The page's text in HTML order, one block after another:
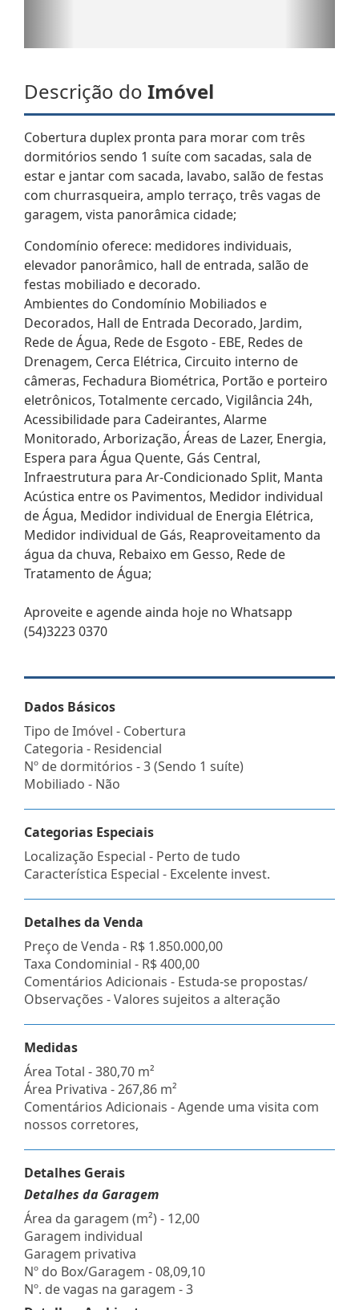
Descrição do Imóvel
Cobertura duplex pronta para morar com três
dormitórios sendo 1 suíte com sacadas, sala de
estar e jantar com sacada, lavabo, salão de festas
com churrasqueira, amplo terraço, três vagas de
garagem, vista panorâmica cidade;
Condomínio oferece: medidores individuais,
elevador panorâmico, hall de entrada, salão de
festas mobiliado e decorado.
Ambientes do Condomínio Mobiliados e
Decorados, Hall de Entrada Decorado, Jardim,
Rede de Água, Rede de Esgoto - EBE, Redes de
Drenagem, Cerca Elétrica, Circuito interno de
câmeras, Fechadura Biométrica, Portão e porteiro
eletrônicos, Totalmente cercado, Vigilância 24h,
Acessibilidade para Cadeirantes, Alarme
Monitorado, Arborização, Áreas de Lazer, Energia,
Espera para Água Quente, Gás Central,
Infraestrutura para Ar-Condicionado Split, Manta
Acústica entre os Pavimentos, Medidor individual
de Água, Medidor individual de Energia Elétrica,
Medidor individual de Gás, Reaproveitamento da
água da chuva, Rebaixo em Gesso, Rede de
Tratamento de Água;
Aproveite e agende ainda hoje no Whatsapp
(54)3223 0370
Dados Básicos
Tipo de Imóvel - Cobertura
Categoria - Residencial
Nº de dormitórios - 3 (Sendo 1 suíte)
Mobiliado - Não
Categorias Especiais
Localização Especial - Perto de tudo
Característica Especial - Excelente invest.
Detalhes da Venda
Preço de Venda - R$ 1.850.000,00
Taxa Condominial - R$ 400,00
Comentários Adicionais - Estuda-se propostas/
Observações - Valores sujeitos a alteração
Medidas
Área Total - 380,70 m²
Área Privativa - 267,86 m²
Comentários Adicionais - Agende uma visita com
nossos corretores,
Detalhes Gerais
Detalhes da Garagem
Área da garagem (m²) - 12,00
Garagem individual
Garagem privativa
Nº do Box/Garagem - 08,09,10
Nº. de vagas na garagem - 3